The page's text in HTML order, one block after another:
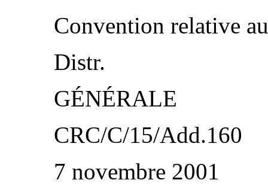
Convention relative
Distr.
GÉNÉRALE
CRC/C/15/Add.160
7 novembre 2001